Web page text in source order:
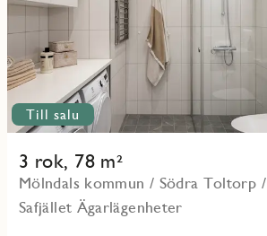
Till salu
3 rok, 78 m²
Mölndals kommun / Södra Toltorp /
Safjället Ägarlägenheter